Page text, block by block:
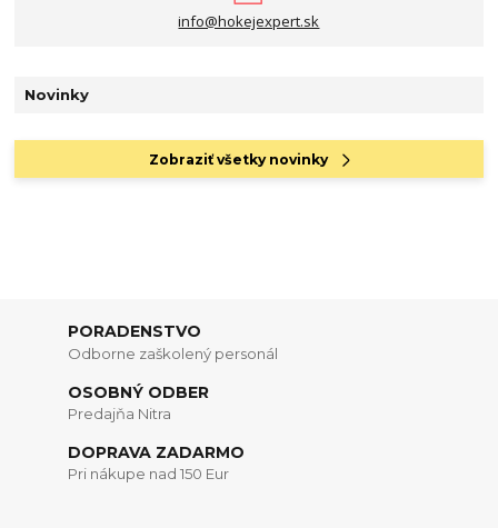
info@hokejexpert.sk
Novinky
Zobraziť všetky novinky
PORADENSTVO
Odborne zaškolený personál
OSOBNÝ ODBER
Predajňa Nitra
DOPRAVA ZADARMO
Pri nákupe nad 150 Eur